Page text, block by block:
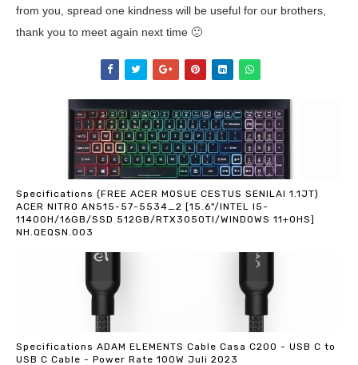
from you, spread one kindness will be useful for our brothers,
thank you to meet again next time 🙂
Specifications (FREE ACER MOSUE CESTUS SENILAI 1.1JT)
ACER NITRO AN515-57-5534_2 [15.6"/INTEL I5-
11400H/16GB/SSD 512GB/RTX3050TI/WINDOWS 11+OHS]
NH.QEQSN.003
Specifications ADAM ELEMENTS Cable Casa C200 - USB C to
USB C Cable - Power Rate 100W Juli 2023